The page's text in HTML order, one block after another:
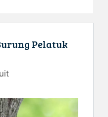
Pelatuk